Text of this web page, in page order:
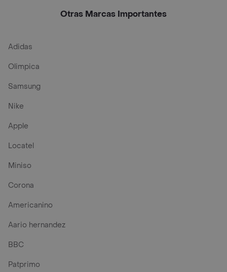
Otras Marcas Importantes
Adidas
Olimpica
Samsung
Nike
Apple
Locatel
Miniso
Corona
Americanino
Aario hernandez
BBC
Patprimo